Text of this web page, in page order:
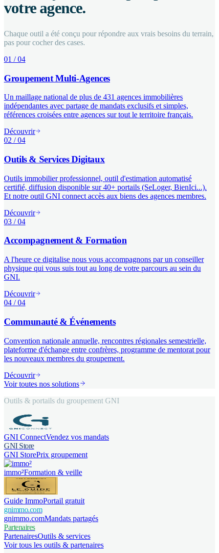
votre agence.
Chaque outil a été conçu pour répondre aux vrais besoins du terrain,
pas pour cocher des cases.
01 / 04
Groupement Multi-Agences
Un maillage national de plus de 431 agences immobilières
indépendantes avec partage de mandats exclusifs et simples,
références croisées entre agences sur tout le territoire français.
Découvrir
02 / 04
Outils & Services Digitaux
Outils immobilier professionnel, outil d'estimation automatisé
certifié, diffusion disponible sur 40+ portails (SeLoger, BienIci...).
Et notre outil GNI connect accès aux biens des agences membres.
Découvrir
03 / 04
Accompagnement & Formation
A l'heure ce digitalise nous vous accompagnons par un conseiller
physique qui vous suis tout au long de votre parcours au sein du
GNI.
Découvrir
04 / 04
Communauté & Événements
Convention nationale annuelle, rencontres régionales semestrielle,
plateforme d'échange entre confrères, programme de mentorat pour
les nouveaux membres du groupement.
Découvrir
Voir toutes nos solutions
Outils & portails du groupement GNI
GNI ConnectVendez vos mandats
GNI Store
GNI StorePrix groupement
immo²Formation & veille
Guide ImmoPortail gratuit
gnimmo.com
gnimmo.comMandats partagés
Partenaires
PartenairesOutils & services
Voir tous les outils & partenaires